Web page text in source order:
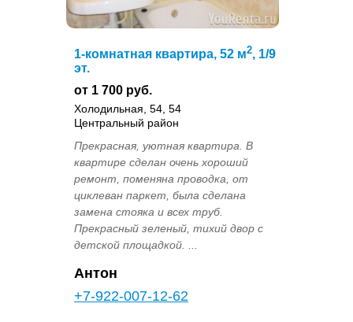
1-комнатная квартира, 52 м2, 1/9
эт.
от 1 700 руб.
Холодильная, 54, 54
Центральный район
Прекрасная, уютная квартира. В
квартире сделан очень хороший
ремонт, поменяна проводка, от
циклеван паркет, была сделана
замена стояка и всех труб.
Прекрасный зеленый, тихий двор с
детской площадкой. ...
Антон
+7-922-007-12-62